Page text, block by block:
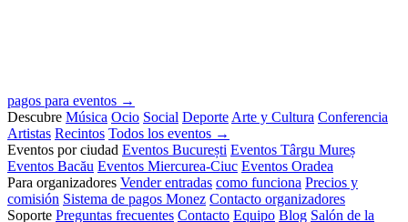
pagos para eventos →
Descubre Música Ocio Social Deporte Arte y Cultura Conferencia
Artistas Recintos Todos los eventos →
Eventos por ciudad Eventos București Eventos Târgu Mureș
Eventos Bacău Eventos Miercurea-Ciuc Eventos Oradea
Para organizadores Vender entradas como funciona Precios y
comisión Sistema de pagos Monez Contacto organizadores
Soporte Preguntas frecuentes Contacto Equipo Blog Salón de la